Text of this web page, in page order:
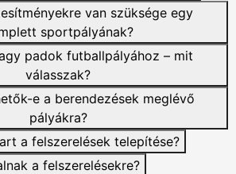
van szüksége egy
sportpályának?
padok futballpályához – mit
válasszak?
e a berendezések meglévő
pályákra?
a felszerelések telepítése?
a felszerelésekre?